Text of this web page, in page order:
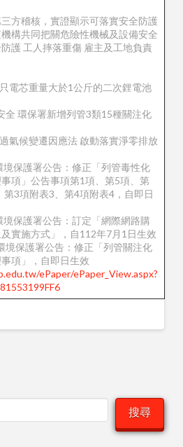
方稽核，實證顯示可落實安全防護
構共同把關危險性機械及設備安全
護 工人摔落重傷 雇主及工地負責
電芯重量大於1公斤的二次鋰電池
全 環保署新增列管3類15種關注化
氣候變遷因應法 啟動落實淨零排放
境保護署公告：修正「列管毒性化
項」公告事項第1項、第5項、第
第3項附表3、第4項附表4，自即日
境保護署公告：訂定「網際網路購
實施方式」，自112年7月1日生效
境保護署公告：修正「列管關注化
項」，自即日生效
ePaper/ePaper_View.aspx?
搜尋